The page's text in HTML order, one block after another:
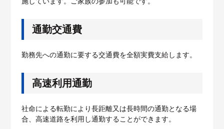
通勤交通費
勤務先への通勤に要する交通費を全額実費支給します。
高速利用通勤
社命による転勤により長距離又は長時間の通勤となる場
合、高速道路を利用し通勤することができます。